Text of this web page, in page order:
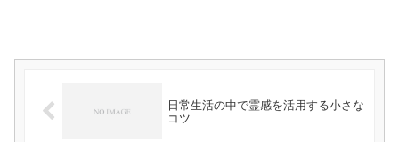
日常生活の中で霊感を活用する小さな
コツ